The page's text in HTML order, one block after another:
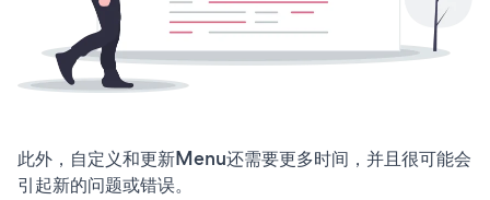
此外，自定义和更新Menu还需要更多时间，并且很可能会
引起新的问题或错误。